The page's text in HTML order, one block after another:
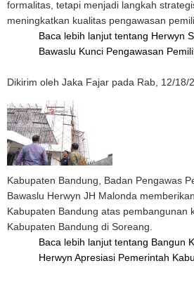
formalitas, tetapi menjadi langkah
meningkatkan kualitas pengawasan
Baca lebih lanjut tentang Herwyn
Bawaslu Kunci Pengawasan
Dikirim oleh Jaka Fajar pada Rab, 12/18/
Kabupaten Bandung, Badan Pengawas
Bawaslu Herwyn JH Malonda
Kabupaten Bandung atas pembangunan
Kabupaten Bandung di Soreang.
Baca lebih lanjut tentang Bangun
Herwyn Apresiasi Pemerintah